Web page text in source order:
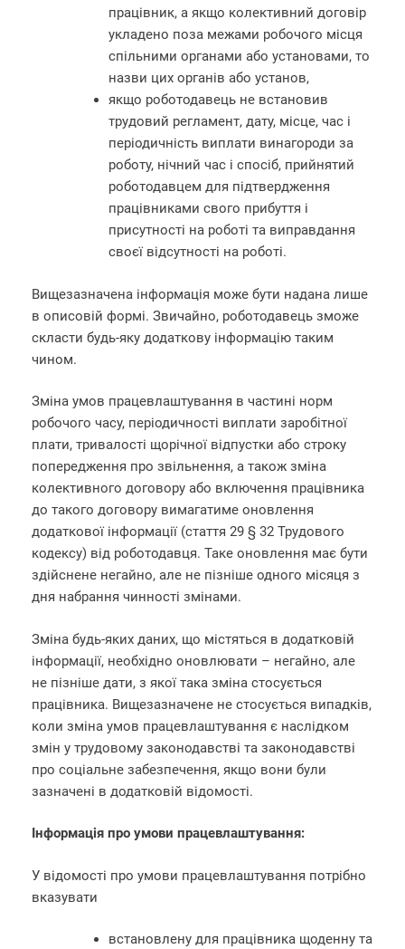
працівник, а якщо колективний договір
укладено поза межами робочого місця
спільними органами або установами, то
назви цих органів або установ,
якщо роботодавець не встановив
трудовий регламент, дату, місце, час і
періодичність виплати винагороди за
роботу, нічний час і спосіб, прийнятий
роботодавцем для підтвердження
працівниками свого прибуття і
присутності на роботі та виправдання
своєї відсутності на роботі.
Вищезазначена інформація може бути надана лише
в описовій формі. Звичайно, роботодавець зможе
скласти будь-яку додаткову інформацію таким
чином.
Зміна умов працевлаштування в частині норм
робочого часу, періодичності виплати заробітної
плати, тривалості щорічної відпустки або строку
попередження про звільнення, а також зміна
колективного договору або включення працівника
до такого договору вимагатиме оновлення
додаткової інформації (стаття 29 § 32 Трудового
кодексу) від роботодавця. Таке оновлення має бути
здійснене негайно, але не пізніше одного місяця з
дня набрання чинності змінами.
Зміна будь-яких даних, що містяться в додатковій
інформації, необхідно оновлювати – негайно, але
не пізніше дати, з якої така зміна стосується
працівника. Вищезазначене не стосується випадків,
коли зміна умов працевлаштування є наслідком
змін у трудовому законодавстві та законодавстві
про соціальне забезпечення, якщо вони були
зазначені в додатковій відомості.
Інформація про умови працевлаштування:
У відомості про умови працевлаштування потрібно
вказувати
встановлену для працівника щоденну та